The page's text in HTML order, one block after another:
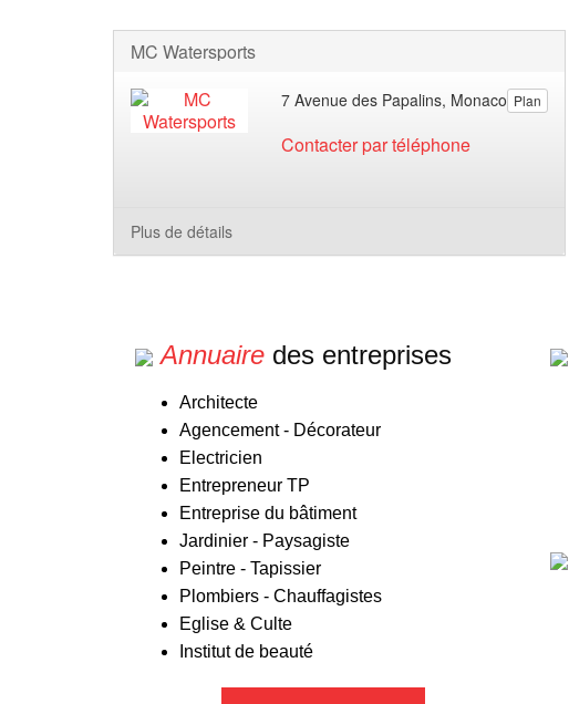
MC Watersports
Plan
7 Avenue des Papalins, Monaco
Contacter par téléphone
Plus de détails
Annuaire des entreprises
Architecte
Agencement - Décorateur
Electricien
Entrepreneur TP
Entreprise du bâtiment
Jardinier - Paysagiste
Peintre - Tapissier
Plombiers - Chauffagistes
Eglise & Culte
Institut de beauté